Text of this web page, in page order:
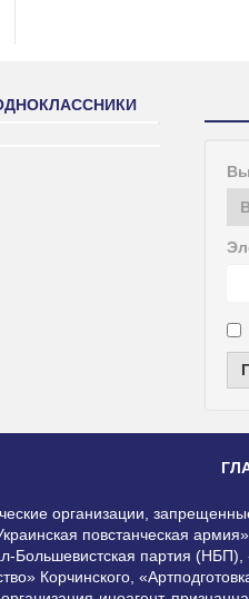
организации,
повстанческая
Большевистская партия
Корчинского,